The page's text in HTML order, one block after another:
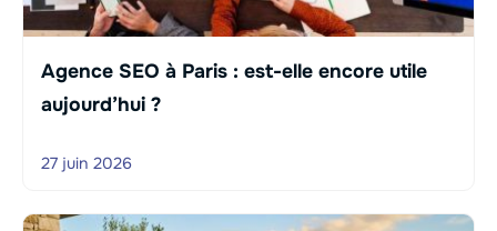
Agence SEO à Paris : est-elle encore utile
aujourd’hui ?
27 juin 2026